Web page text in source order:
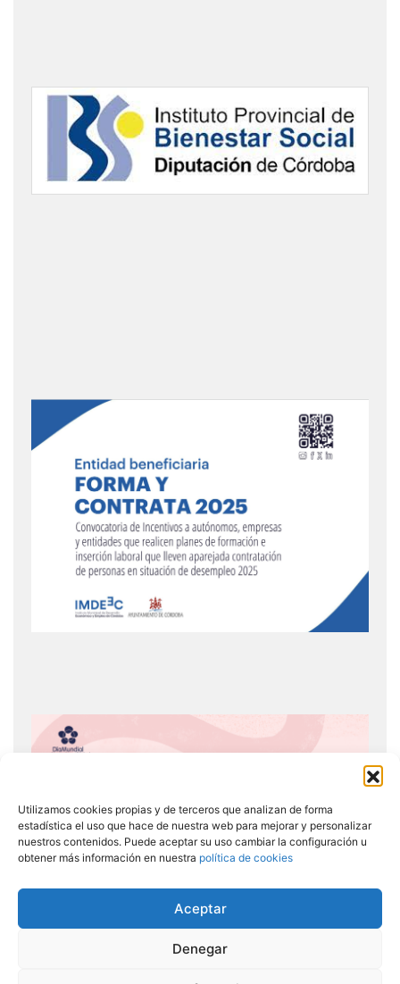
Utilizamos cookies propias y de terceros que analizan de forma
estadística el uso que hace de nuestra web para mejorar y personalizar
nuestros contenidos. Puede aceptar su uso cambiar la configuración u
obtener más información en nuestra política de cookies
Aceptar
Denegar